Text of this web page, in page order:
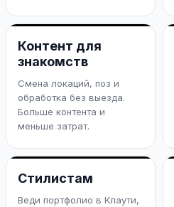
Контент для
знакомств
Смена локаций, поз и
обработка без выезда.
Больше контента и
меньше затрат.
Стилистам
Веди портфолио в Клаути,